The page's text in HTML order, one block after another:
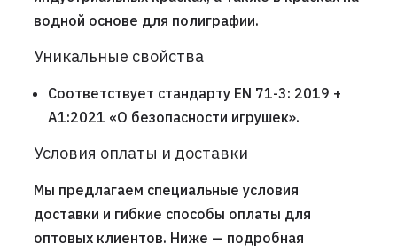
водной основе для полиграфии.
Уникальные свойства
Соответствует стандарту EN 71-3: 2019 +
A1:2021 «О безопасности игрушек».
Условия оплаты и доставки
Мы предлагаем специальные условия
доставки и гибкие способы оплаты для
оптовых клиентов. Ниже — подробная